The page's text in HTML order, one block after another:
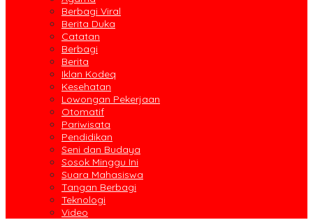
Berbagi Viral
Berita Duka
Catatan
Berbagi
Berita
Iklan Kodeq
Kesehatan
Lowongan Pekerjaan
Otomatif
Pariwisata
Pendidikan
Seni dan Budaya
Sosok Minggu Ini
Suara Mahasiswa
Tangan Berbagi
Teknologi
Video